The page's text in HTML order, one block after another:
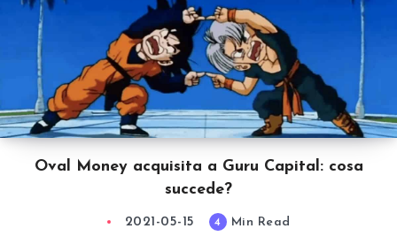
Oval Money acquisita a Guru Capital: cosa
succede?
2021-05-15 4 Min Read